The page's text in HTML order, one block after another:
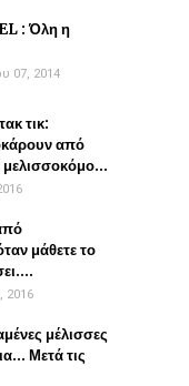
: Όλη η
07, 2014
τικ:
από
μελισσοκόμο...
μάθετε το
2016
μέλισσες
Μετά τις